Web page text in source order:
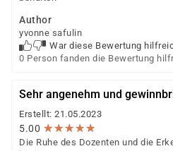
Author
yvonne safulin
War diese Bewertung
0 Person fanden die Bewertung
Sehr angenehm und
Erstellt: 21.05.2023
5.00 ★★★★★
★★★★★
Die Ruhe des Dozenten und die